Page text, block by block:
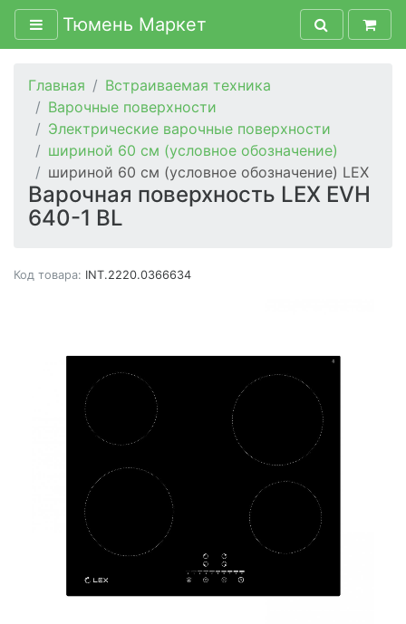
Тюмень Маркет
Главная
Встраиваемая техника
Варочные поверхности
Электрические варочные поверхности
шириной 60 см (условное обозначение)
шириной 60 см (условное обозначение) LEX
Варочная поверхность LEX EVH
640-1 BL
Код товара: INT.2220.0366634